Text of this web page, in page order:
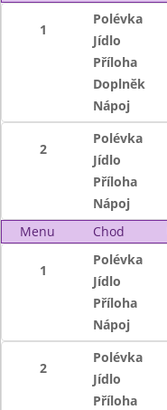
1
Polévka
Jídlo
Příloha
Doplněk
Nápoj
2
Polévka
Jídlo
Příloha
Nápoj
Menu
Chod
1
Polévka
Jídlo
Příloha
Nápoj
2
Polévka
Jídlo
Příloha